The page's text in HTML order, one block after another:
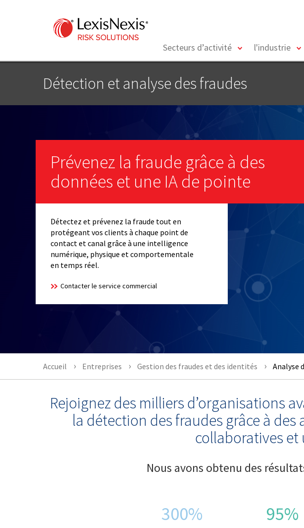
Secteurs d’activité
togglel'industrie
Détection et analyse des fraudes
Prévenez la fraude grâce à des
données et une IA de pointe
Détectez et prévenez la fraude tout en
protégeant vos clients à chaque point de
contact et canal grâce à une intelligence
numérique, physique et comportementale
en temps réel.
Contacter le service commercial
Accueil Entreprises Gestion des fraudes et des identités Analyse
Rejoignez des milliers d’organisations
la détection des fraudes grâce à
collaboratives
Nous avons obtenu des
300% 95%